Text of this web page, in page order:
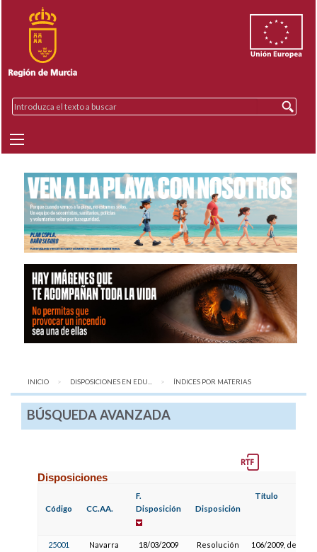
INICIO DISPOSICIONES EN EDU... AQUÍ:
ÍNDICES POR MATERIAS
BÚSQUEDA AVANZADA
Disposiciones
Código CC.AA.
F.
Disposición
Disposición
Título
25001 Navarra 18/03/2009 Resolución
106/2009, de la